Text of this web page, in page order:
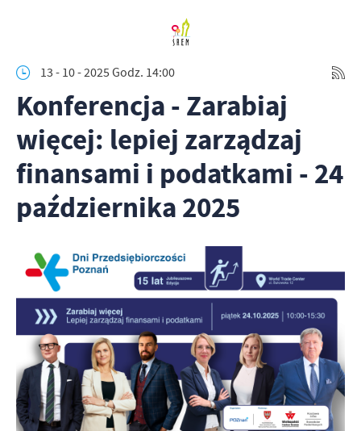
13 - 10 - 2025 Godz. 14:00
Konferencja - Zarabiaj
więcej: lepiej zarządzaj
finansami i podatkami - 24
października 2025